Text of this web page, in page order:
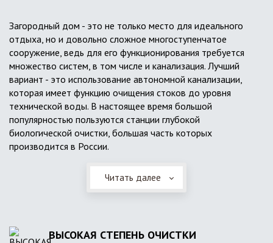
Загородный дом - это не только место для идеального
отдыха, но и довольно сложное многоступенчатое
сооружение, ведь для его функционирования требуется
множество систем, в том числе и канализация. Лучший
вариант - это использование автономной канализации,
которая имеет функцию очищения стоков до уровня
технической воды. В настоящее время большой
популярностью пользуются станции глубокой
биологической очистки, большая часть которых
производится в России.
Читать далее
ВЫСОКАЯ СТЕПЕНЬ ОЧИСТКИ